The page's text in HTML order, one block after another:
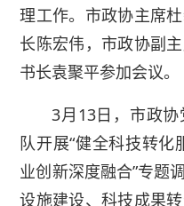
理工作。市政协主席
长陈宏伟，市政协副
书长袁聚平参加会议。
3月13日，市政
队开展“健全科技转
业创新深度融合”专题
设施建设、科技成果